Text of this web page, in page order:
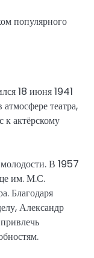
популярного
18 июня 1941
театра,
к актёрскому
В 1957
им. М.С.
Благодаря
Александр